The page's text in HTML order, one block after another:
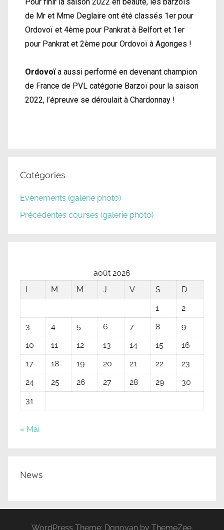
Pour finir la saison 2022 en beauté, les barzoïs
de Mr et Mme Deglaire ont été classés 1er pour
Ordovoï et 4ème pour Pankrat à Belfort et 1er
pour Pankrat et 2ème pour Ordovoï à Agonges !
Ordovoïa aussi performé en devenant champion
de France de PVL catégorie Barzoï pour la saison
2022, l’épreuve se déroulait à Chardonnay !
Catégories
Evènements (galerie photo)
Précédentes courses (galerie photo)
août 2026
L
M M J V S
D
1
2
3
4 5 6 7 8
9
10
11 12 13 14 15
16
17
18 19 20 21 22
23
24
25 26 27 28 29
30
31
« Mai
News
WordPress Theme: Donovan by ThemeZee.